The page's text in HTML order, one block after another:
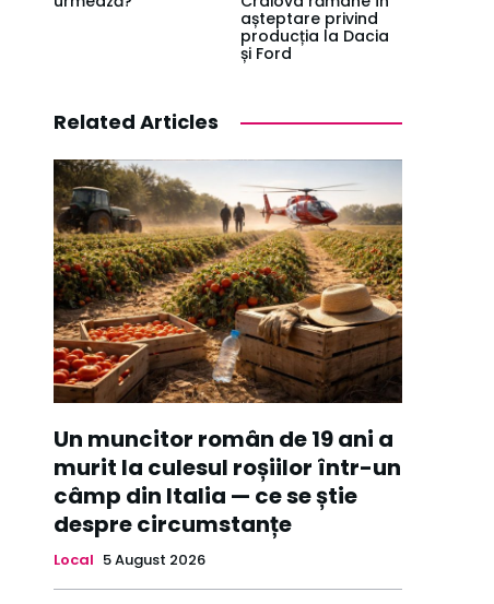
așteptare privind
producția la Dacia
și Ford
Related Articles
Un muncitor român de 19 ani a
murit la culesul roșiilor într-un
câmp din Italia — ce se știe
despre circumstanțe
Local 5 August 2026